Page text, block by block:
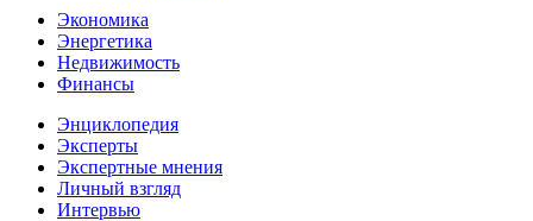
Экономика
Энергетика
Недвижимость
Финансы
Энциклопедия
Эксперты
Экспертные мнения
Личный взгляд
Интервью